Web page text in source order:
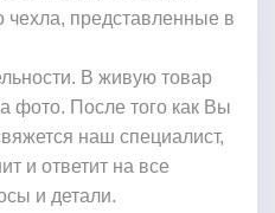
чехла, представленные в
В живую товар
фото. После того как Вы
наш специалист,
и ответит на все
и детали.